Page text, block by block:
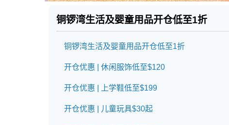
铜锣湾生活及婴童用品开仓低至1折
铜锣湾生活及婴童用品开仓低至1折
开仓优惠 | 休闲服饰低至$120
开仓优惠 | 上学鞋低至$199
开仓优惠 | 儿童玩具$30起